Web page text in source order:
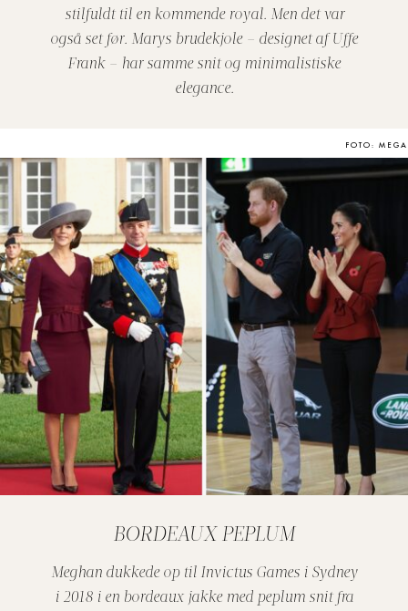
stilfuldt til en kommende royal. Men det var
også set før. Marys brudekjole – designet af Uffe
Frank – har samme snit og minimalistiske
elegance.
FOTO: MEGA
BORDEAUX PEPLUM
Meghan dukkede op til Invictus Games i Sydney
i 2018 i en bordeaux jakke med peplum snit fra